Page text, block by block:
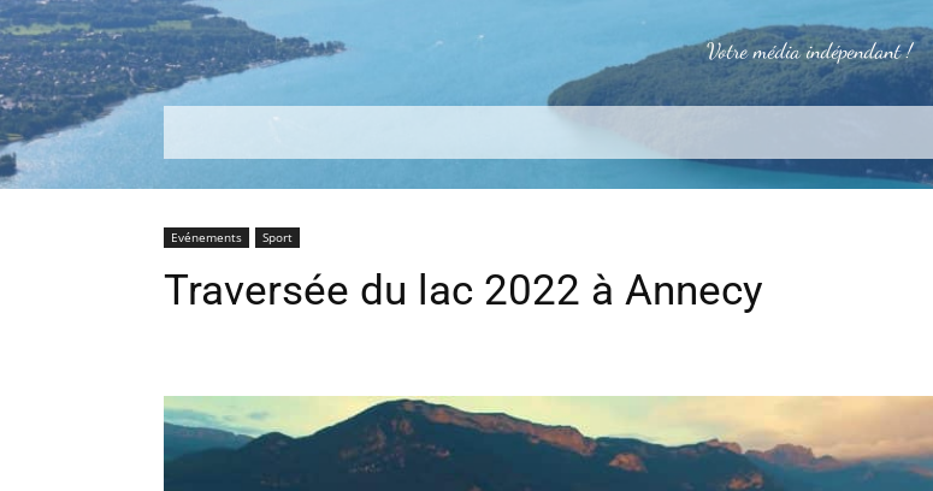
Votre média indépendant !
Evénements Sport
Traversée du lac 2022 à Annecy